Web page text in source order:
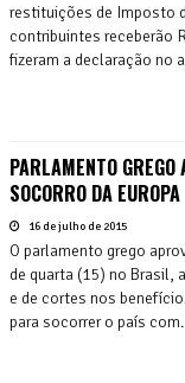
restituições de Imposto
contribuintes receberão
fizeram a declaração no
PARLAMENTO GREGO
SOCORRO DA EUROPA
16 de julho de 2015
O parlamento grego
de quarta (15) no Brasil,
e de cortes nos
para socorrer o país